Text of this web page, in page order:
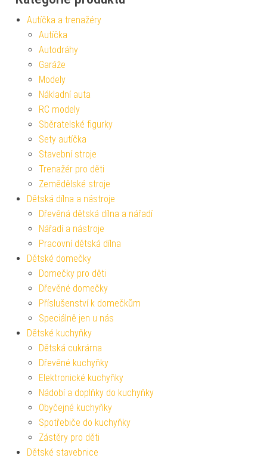
Autíčka a trenažéry
Autíčka
Autodráhy
Garáže
Modely
Nákladní auta
RC modely
Sběratelské figurky
Sety autíčka
Stavební stroje
Trenažér pro děti
Zemědělské stroje
Dětská dílna a nástroje
Dřevěná dětská dílna a nářadí
Nářadí a nástroje
Pracovní dětská dílna
Dětské domečky
Domečky pro děti
Dřevěné domečky
Příslušenství k domečkům
Speciálně jen u nás
Dětské kuchyňky
Dětská cukrárna
Dřevěné kuchyňky
Elektronické kuchyňky
Nádobí a doplňky do kuchyňky
Obyčejné kuchyňky
Spotřebiče do kuchyňky
Zástěry pro děti
Dětské stavebnice